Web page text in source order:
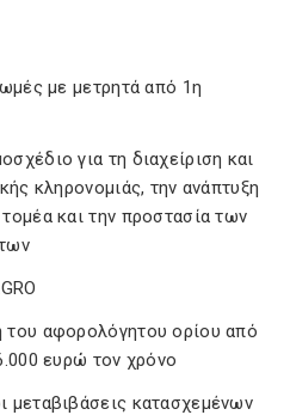
με μετρητά από 1η
για τη διαχείριση και
κληρονομιάς, την ανάπτυξη
και την προστασία των
αφορολόγητου ορίου από
ευρώ τον χρόνο
κατασχεμένων